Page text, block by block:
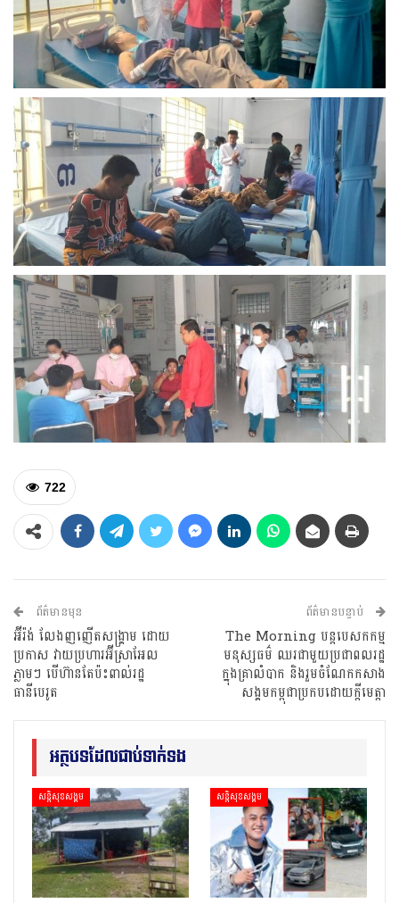
722
ព័ត៌មានមុន
​អ៊ីរ៉ង់​ ​លែង​ញញើតសង្គ្រាម​​​ ដោយ​
ប្រកាស​​ ​វាយ​ប្រហារ​អ៊ីស្រាអែល
ភ្លាមៗ បើហ៊ានតែ​ប៉ះពាល់រដ្ឋ
ធានីបេរូត​
ព័ត៌មានបន្ទាប់
The Morning បន្តបេសកកម្ម
មនុស្សធម៌ ឈរជាមួយប្រជាពលរដ្ឋ
ក្នុងគ្រាលំបាក និងរួមចំណែកកសាង
សង្គមកម្ពុជាប្រកបដោយក្តីមេត្តា
អត្ថបទដែលជាប់ទាក់ទង
សន្តិសុខសង្គម សន្តិសុខសង្គម